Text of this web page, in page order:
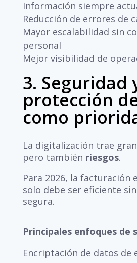
Información siempre
Reducción de errores de
Mayor escalabilidad sin
personal
Mejor visibilidad de
3. Seguridad
protección
como
La digitalización trae
pero también riesgos.
Para 2026, la facturación
solo debe ser eficiente
segura.
Principales enfoques de
Encriptación de datos de